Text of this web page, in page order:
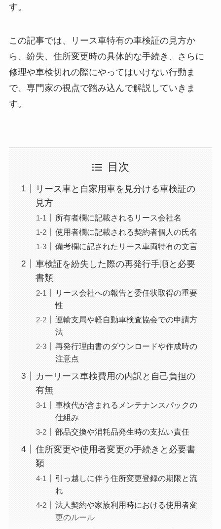
す。
この記事では、リース車特有の車検証の見方か
ら、紛失、住所変更時の具体的な手続き、さらに
修理や車検切れの際にやってはいけない行動ま
で、専門家の視点で踏み込んで解説していきま
す。
目次
リース車と自家用車を見分ける車検証の
見方
所有者欄に記載されるリース会社名
使用者欄に記載される契約者個人の氏名
備考欄に記されたリース車両特有の文言
車検証を紛失した際の再発行手順と必要
書類
リース会社への報告と委任状取得の重要
性
運輸支局や軽自動車検査協会での申請方
法
再発行理由書のダウンロードや作成時の
注意点
カーリース車検費用の内訳と自己負担の
有無
車検代が含まれるメンテナンスパックの
仕組み
部品交換や消耗品発生時の支払い責任
住所変更や使用者変更の手続きと必要書
類
引っ越しに伴う住所変更登録の期限と流
れ
法人契約や家族利用時における使用者変
更のルール